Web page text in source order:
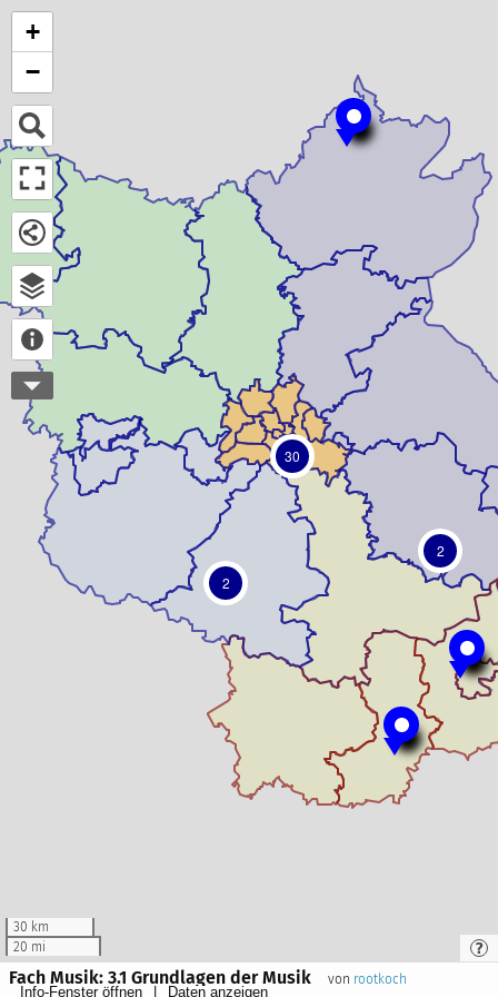
2
2
30
+
−
30 km
20 mi
Fach Musik: 3.1 Grundlagen der Musik von rootkoch
Info-Fenster öffnen Daten anzeigen